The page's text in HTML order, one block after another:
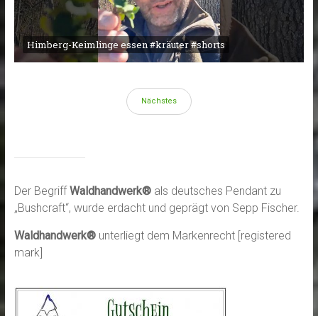
Himberg-Keimlinge essen #kräuter #shorts
Nächstes
Der BegriffWaldhandwerk®als deutsches Pendant zu
„Bushcraft“, wurde erdacht und geprägt von Sepp Fischer.
Waldhandwerk®unterliegt dem Markenrecht [registered
mark]